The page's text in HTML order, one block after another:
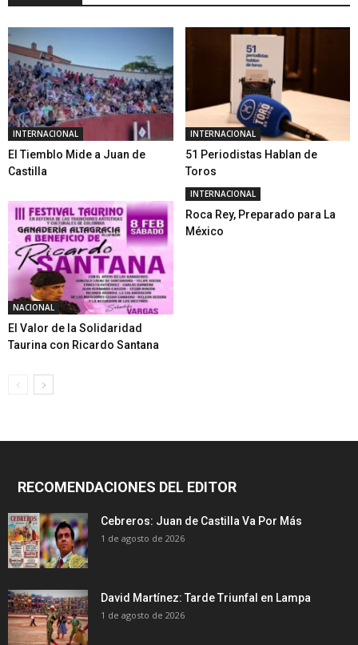
INTERNACIONAL
El Tiemblo Mide a Juan de
Castilla
INTERNACIONAL
51 Periodistas Hablan de
Toros
NACIONAL
El Valor de la Solidaridad
Taurina con Ricardo Santana
INTERNACIONAL
Roca Rey, Preparado para La
México
RECOMENDACIONES DEL EDITOR
Cebreros: Juan de Castilla Va Por Más
1 de agosto de 2026
David Martínez: Tarde Triunfal en Lampa
1 de agosto de 2026